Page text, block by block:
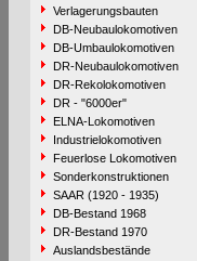
Verlagerungsbauten
DB-Neubaulokomotiven
DB-Umbaulokomotiven
DR-Neubaulokomotiven
DR-Rekolokomotiven
DR - "6000er"
ELNA-Lokomotiven
Industrielokomotiven
Feuerlose Lokomotiven
Sonderkonstruktionen
SAAR (1920 - 1935)
DB-Bestand 1968
DR-Bestand 1970
Auslandsbestände